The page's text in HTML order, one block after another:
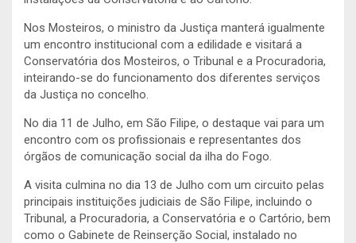
Nos Mosteiros, o ministro da Justiça manterá igualmente
um encontro institucional com a edilidade e visitará a
Conservatória dos Mosteiros, o Tribunal e a Procuradoria,
inteirando-se do funcionamento dos diferentes serviços
da Justiça no concelho.
No dia 11 de Julho, em São Filipe, o destaque vai para um
encontro com os profissionais e representantes dos
órgãos de comunicação social da ilha do Fogo.
A visita culmina no dia 13 de Julho com um circuito pelas
principais instituições judiciais de São Filipe, incluindo o
Tribunal, a Procuradoria, a Conservatória e o Cartório, bem
como o Gabinete de Reinserção Social, instalado no